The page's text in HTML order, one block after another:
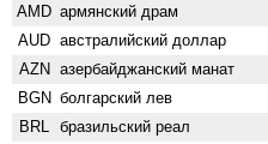
AMD армянский драм
AUD австралийский доллар
AZN азербайджанский манат
BGN болгарский лев
BRL бразильский реал